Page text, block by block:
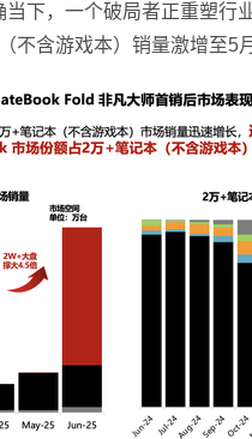
，一个破局者正重塑行
含游戏本）销量激增至5